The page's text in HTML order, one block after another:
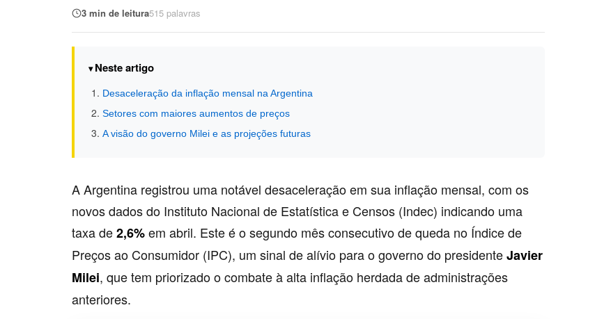
3 min de leitura515 palavras
Neste artigo
Desaceleração da inflação mensal na Argentina
Setores com maiores aumentos de preços
A visão do governo Milei e as projeções futuras
A Argentina registrou uma notável desaceleração em sua inflação mensal, com os
novos dados do Instituto Nacional de Estatística e Censos (Indec) indicando uma
taxa de2,6%em abril. Este é o segundo mês consecutivo de queda no Índice de
Preços ao Consumidor (IPC), um sinal de alívio para o governo do presidenteJavier
Milei, que tem priorizado o combate à alta inflação herdada de administrações
anteriores.